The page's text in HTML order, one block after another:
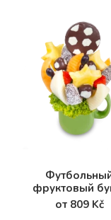
фруктовый
от 809 Kč